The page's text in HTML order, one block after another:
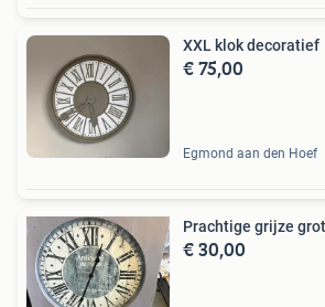
XXL klok decoratief
€ 75,00
Egmond aan den Hoef
Prachtige grijze
€ 30,00